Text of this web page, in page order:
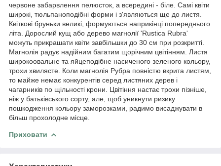
червоне забарвлення пелюсток, а всередині - біле. Самі квіти
широкі, тюльпаноподібні форми і з'являються ще до листя.
Квіткові бруньки великі, формуються наприкінці попереднього
літа. Дорослий кущ або дерево магнолії 'Rustica Rubra'
можуть прикрашати квіти завбільшки до 30 см при розкритті.
Магнолія радує надійним багатим щорічним цвітінням. Листя
широкоовальне та яйцеподібне насиченого зеленого кольору,
трохи хвилясте. Коли магнолія Рубра повністю вкрита листям,
то майже немає конкурентів серед листяних дерев і
чагарників по щільності крони. Цвітіння настає трохи пізніше,
ніж у батьківського сорту, але, щоб уникнути ризику
пошкодження кольору заморозками, радимо висаджувати в
більш прохолодне місце.
Приховати